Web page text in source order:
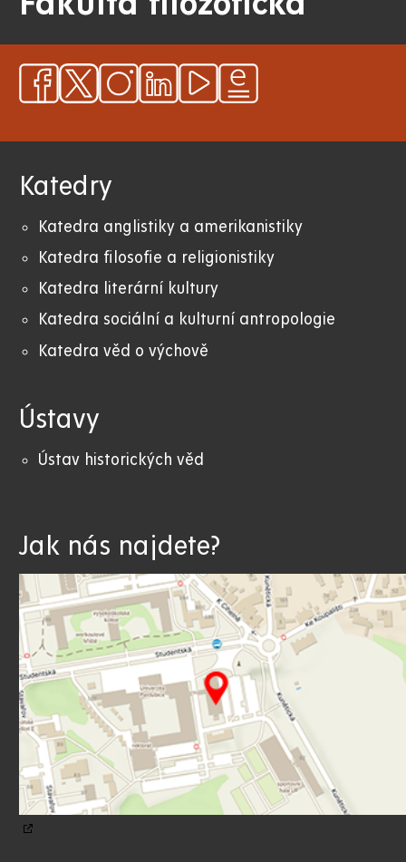
Katedry
Katedra anglistiky a amerikanistiky
Katedra filosofie a religionistiky
Katedra literární kultury
Katedra sociální a kulturní antropologie
Katedra věd o výchově
Ústavy
Ústav historických věd
Jak nás najdete?